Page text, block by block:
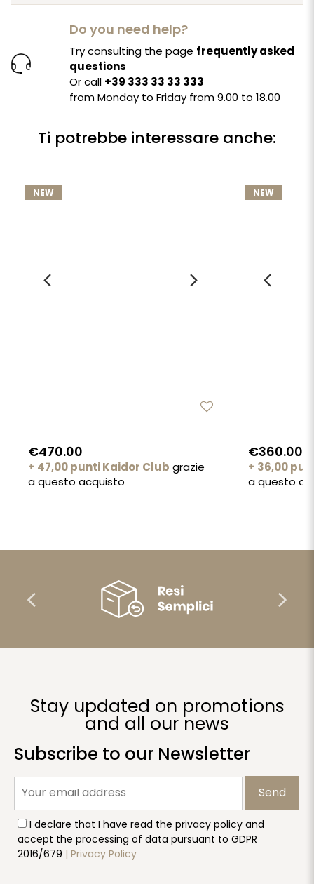
Do you need help?
Try consulting the page frequently asked
questions
Or call +39 333 33 33 333
from Monday to Friday from 9.00 to 18.00
Ti potrebbe interessare anche:
NEW
€470.00
+ 47,00 punti Kaidor Club grazie
a questo acquisto
NEW
€360.00
+ 36,00
a questo
Stay updated on promotions
and all our news
Subscribe to our Newsletter
Send
I declare that I have read the privacy policy and
accept the processing of data pursuant to GDPR
2016/679 | Privacy Policy